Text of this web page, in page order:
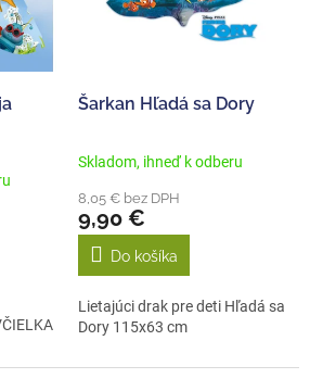
Šarkan Hľadá sa Dory
Priemerné
produktu
je
5,0
hviezdičiek.
Skladom, ihneď k odberu
8,05 € bez DPH
9,90 €
Do košíka
Lietajúci drak pre deti Hľadá sa
Dory 115x63 cm